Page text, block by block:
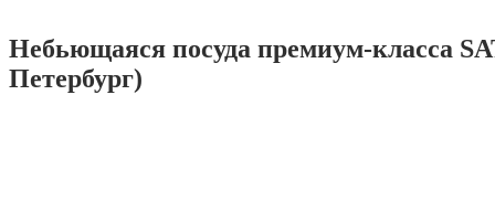
Небьющаяся посуда премиум-класса
Петербург)